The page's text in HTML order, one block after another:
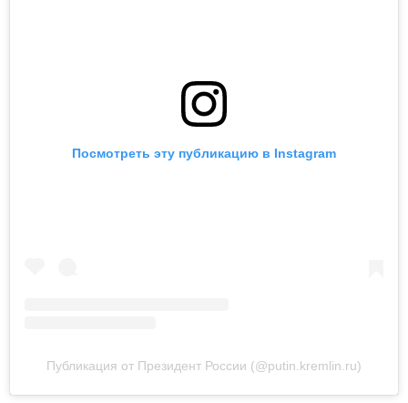
Посмотреть эту публикацию в Instagram
Публикация от Президент России (@putin.kremlin.ru)